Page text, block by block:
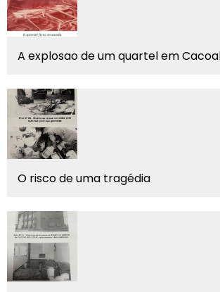
A explosao de um quartel em
O risco de uma tragédia